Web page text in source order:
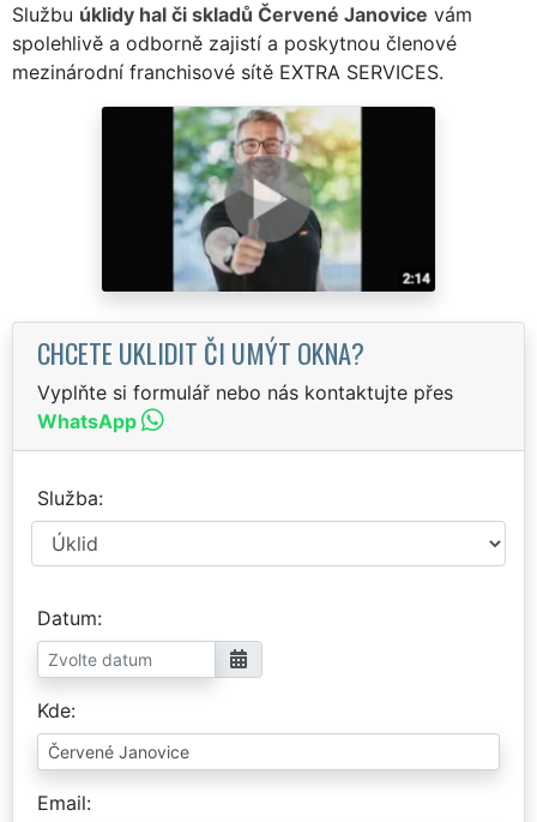
Službu úklidy hal či skladů Červené Janovice vám
spolehlivě a odborně zajistí a poskytnou členové
mezinárodní franchisové sítě EXTRA SERVICES.
CHCETE UKLIDIT ČI UMÝT OKNA?
Vyplňte si formulář nebo nás kontaktujte přes
WhatsApp
Služba
Datum
Kde
Email